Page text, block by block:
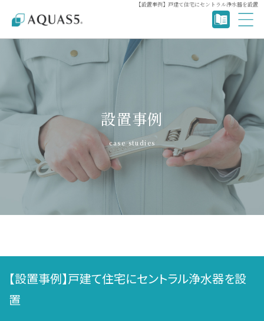
【設置事例】戸建て住宅にセントラル浄水器を設置
設置事例
case studies
【設置事例】戸建て住宅にセントラル浄水器を設
置